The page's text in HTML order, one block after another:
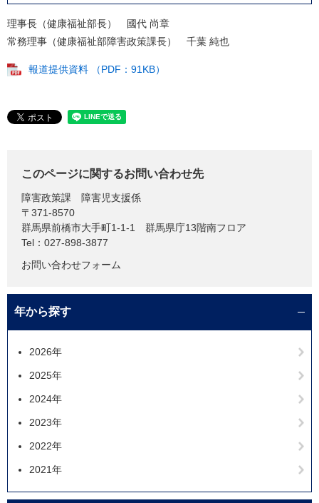
理事長（健康福祉部長） 國代 尚章
常務理事（健康福祉部障害政策課長） 千葉 純也
報道提供資料 （PDF：91KB）
このページに関するお問い合わせ先
障害政策課
障害児支援係
〒371-8570
群馬県前橋市大手町1-1-1 群馬県庁13階南フロア
Tel：027-898-3877
お問い合わせフォーム
年から探す
2026年
2025年
2024年
2023年
2022年
2021年